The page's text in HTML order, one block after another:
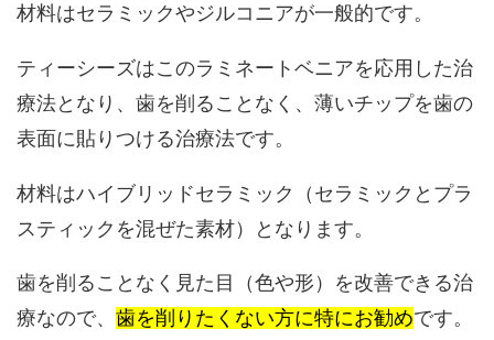
材料はセラミックやジルコニアが一般的です。
ティーシーズはこのラミネートベニアを応用した治
療法となり、歯を削ることなく、薄いチップを歯の
表面に貼りつける治療法です。
材料はハイブリッドセラミック（セラミックとプラ
スティックを混ぜた素材）となります。
歯を削ることなく見た目（色や形）を改善できる治
療なので、 歯を削りたくない方に特にお勧めです。